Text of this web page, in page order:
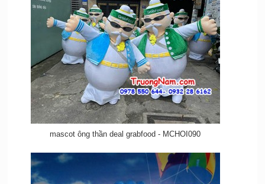
mascot ông thần deal grabfood - MCHOI090